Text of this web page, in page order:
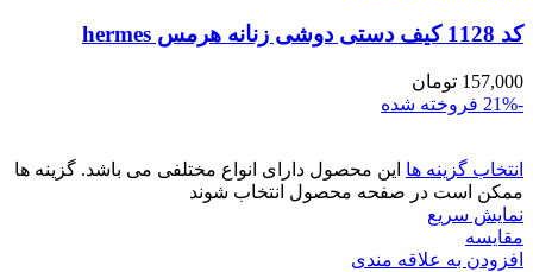
کد 1128 کیف دستی دوشی زنانه هرمس hermes
157,000 تومان
-21%
فروخته شده
انتخاب گزینه ها این محصول دارای انواع مختلفی می باشد. گزینه ها
ممکن است در صفحه محصول انتخاب شوند
نمایش سریع
مقايسه
افزودن به علاقه مندی